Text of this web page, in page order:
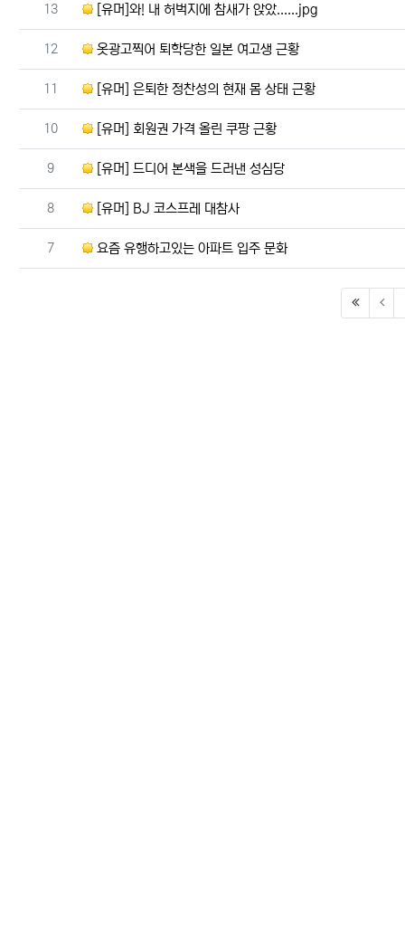
번호
13 [유머]와! 내 허벅지에 참새가 앉았......jpg
번호
12 옷광고찍어 퇴학당한 일본 여고생 근황
번호
11 [유머] 은퇴한 정찬성의 현재 몸 상태 근황
번호
10 [유머] 회원권 가격 올린 쿠팡 근황
번호
9 [유머] 드디어 본색을 드러낸 성심당
번호
8 [유머] BJ 코스프레 대참사
번호
7 요즘 유행하고있는 아파트 입주 문화